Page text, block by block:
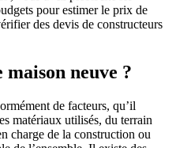
pour estimer le prix de
des devis de constructeurs
neuve ?
de facteurs, qu’il
matériaux utilisés, du terrain
charge de la construction ou